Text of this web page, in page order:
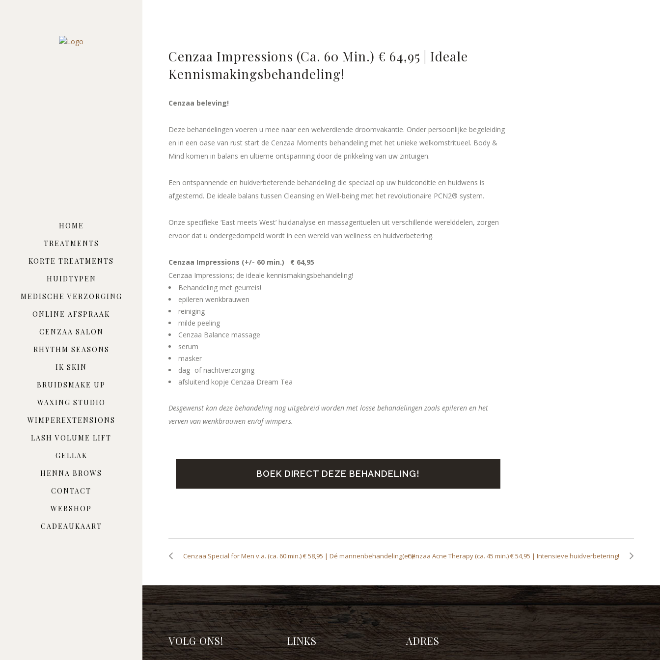
HOME
TREATMENTS
KORTE TREATMENTS
HUIDTYPEN
MEDISCHE VERZORGING
ONLINE AFSPRAAK
CENZAA SALON
RHYTHM SEASONS
IK SKIN
BRUIDSMAKE UP
WAXING STUDIO
WIMPEREXTENSIONS
LASH VOLUME LIFT
GELLAK
HENNA BROWS
CONTACT
WEBSHOP
CADEAUKAART
Cenzaa Impressions (ca. 60 Min.) € 64,95 | Ideale
Kennismakingsbehandeling!
Cenzaa beleving!
Deze behandelingen voeren u mee naar een welverdiende droomvakantie. Onder persoonlijke begeleiding
en in een oase van rust start de Cenzaa Moments behandeling met het unieke welkomstritueel. Body &
Mind komen in balans en ultieme ontspanning door de prikkeling van uw zintuigen.
Een ontspannende en huidverbeterende behandeling die speciaal op uw huidconditie en huidwens is
afgestemd. De ideale balans tussen Cleansing en Well-being met het revolutionaire PCN2® system.
Onze specifieke ‘East meets West’ huidanalyse en massagerituelen uit verschillende werelddelen, zorgen
ervoor dat u ondergedompeld wordt in een wereld van wellness en huidverbetering.
Cenzaa Impressions (+/- 60 min.) € 64,95
Cenzaa Impressions; de ideale kennismakingsbehandeling!
Behandeling met geurreis!
epileren wenkbrauwen
reiniging
milde peeling
Cenzaa Balance massage
serum
masker
dag- of nachtverzorging
afsluitend kopje Cenzaa Dream Tea
Desgewenst kan deze behandeling nog uitgebreid worden met losse behandelingen zoals epileren en het
verven van wenkbrauwen en/of wimpers.
BOEK DIRECT DEZE BEHANDELING!
Cenzaa Special for Men v.a. (ca. 60 min.) € 58,95 | Dé mannenbehandeling(en)!Cenzaa Acne Therapy (ca. 45 min.) € 54,95 | Intensieve huidverbetering!
VOLG ONS! LINKS ADRES